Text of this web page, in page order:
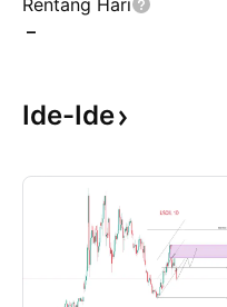
Rentang Hari
–
Ide-Ide